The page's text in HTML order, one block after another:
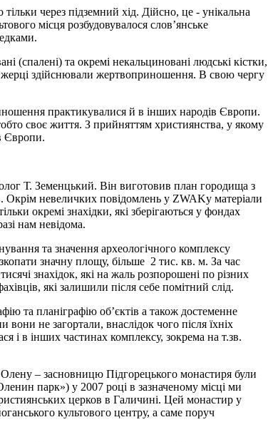
через підземний хід. Дійсно, це - унікальна
місця розбудовувалося слов’янське
(спалені) та окремі некальциновані людські кістки,
жерці здійснювали жертвоприношення. В свою чергу
практикувалися й в інших народів Європи.
своє життя. З прийняттям християнства, у якому
Європи.
Т. Земенцький. Він виготовив план городища з
Окрім невеличких повідомлень у ZWAKу матеріали
окремі знахідки, які зберігаються у фондах
нам невідома.
та значення археологічного комплексу
значну площу, більше 2 тис. кв. м. За час
знахідок, які на жаль розпорошені по різних
які залишили після себе помітний слід.
та планіграфію об’єктів а також достеменне
вони не загортали, внаслідок чого після їхніх
і в інших частинах комплексу, зокрема на т.зв.
– засновницю Підгорецького монастиря були
парк») у 2007 році в зазначеному місці ми
церков в Галичині. Цей монастир у
культового центру, а саме поруч